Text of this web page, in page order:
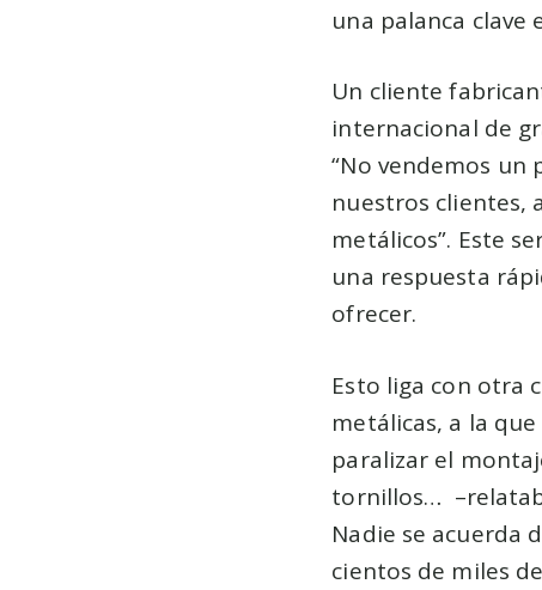
una palanca
Un cliente
internacional de
“No vendemos un
nuestros clientes,
metálicos”. Este
una respuesta
ofrecer.
Esto liga con otra
metálicas, a la
paralizar el
tornillos…
Nadie se acuerda
cientos de miles